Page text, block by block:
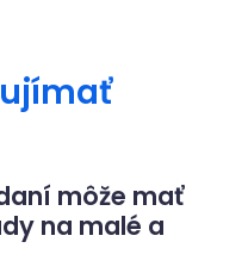
môže mať
na malé a